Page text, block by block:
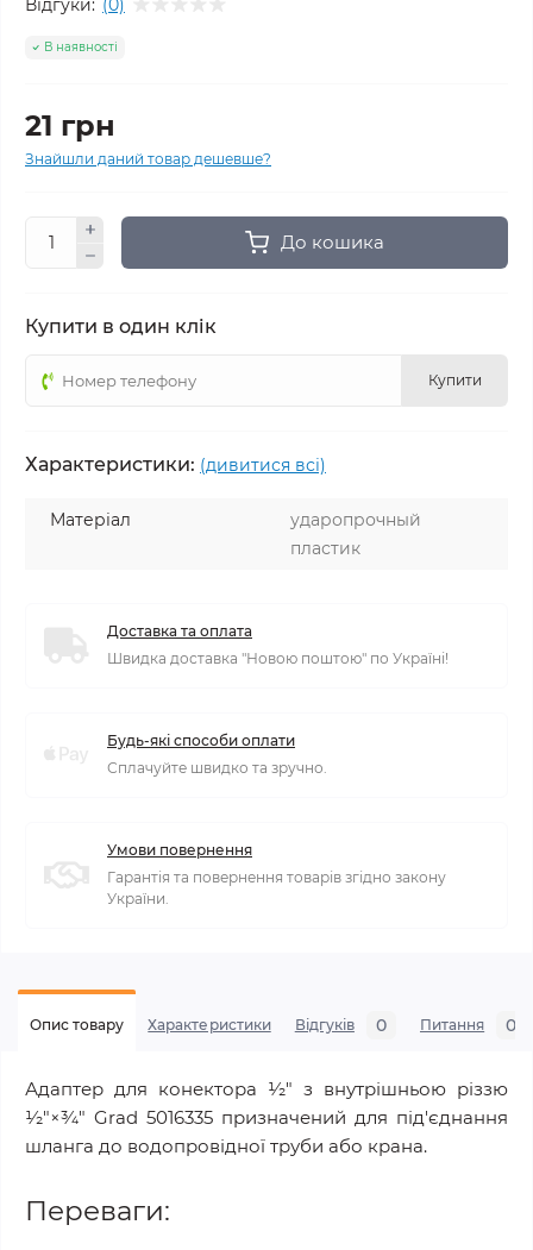
В наявності
21 грн
Знайшли даний товар дешевше?
До кошика
Купити в один клік
Купити
Характеристики: (дивитися всі)
Матеріал
ударопрочный
пластик
Доставка та оплата
Швидка доставка "Новою поштою" по Україні!
Будь-які способи оплати
Сплачуйте швидко та зручно.
Умови повернення
Гарантія та повернення товарів згідно закону
України.
Опис товару Характеристики Відгуків 0 Питання 0
Адаптер для конектора 1⁄2" з внутрішньою різзю
1⁄2"×3⁄4" Grad 5016335 призначений для під'єднання
шланга до водопровідної труби або крана.
Переваги: